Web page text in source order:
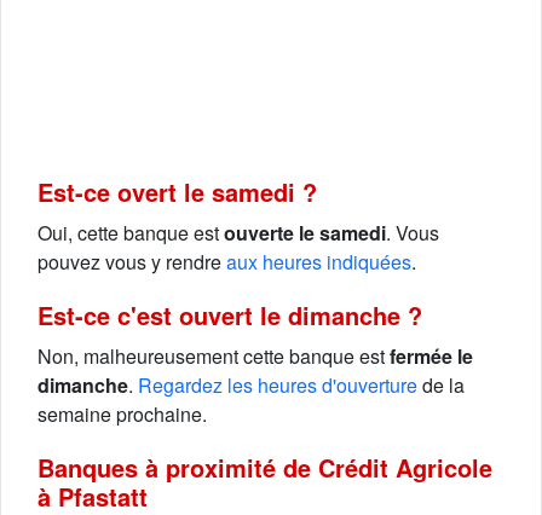
Est-ce overt le samedi ?
Oui, cette banque estouverte le samedi. Vous
pouvez vous y rendreaux heures indiquées.
Est-ce c'est ouvert le dimanche ?
Non, malheureusement cette banque estfermée le
dimanche. Regardez les heures d'ouverturede la
semaine prochaine.
Banques à proximité de Crédit Agricole
à Pfastatt